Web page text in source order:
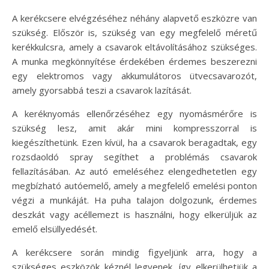
A kerékcsere elvégzéséhez néhány alapvető eszközre van
szükség. Először is, szükség van egy megfelelő méretű
kerékkulcsra, amely a csavarok eltávolításához szükséges.
A munka megkönnyítése érdekében érdemes beszerezni
egy elektromos vagy akkumulátoros ütvecsavarozót,
amely gyorsabbá teszi a csavarok lazítását.
A keréknyomás ellenőrzéséhez egy nyomásmérőre is
szükség lesz, amit akár mini kompresszorral is
kiegészíthetünk. Ezen kívül, ha a csavarok beragadtak, egy
rozsdaoldó spray segíthet a problémás csavarok
fellazításában. Az autó emeléséhez elengedhetetlen egy
megbízható autóemelő, amely a megfelelő emelési ponton
végzi a munkáját. Ha puha talajon dolgozunk, érdemes
deszkát vagy acéllemezt is használni, hogy elkerüljük az
emelő elsüllyedését.
A kerékcsere során mindig figyeljünk arra, hogy a